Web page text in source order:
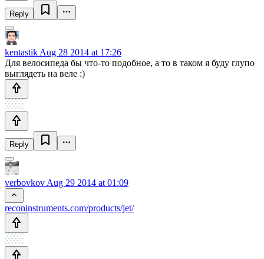
Reply
kentastik Aug 28 2014 at 17:26
Для велосипеда бы что-то подобное, а то в таком я буду глупо
выглядеть на веле :)
Reply
verbovkov Aug 29 2014 at 01:09
reconinstruments.com/products/jet/